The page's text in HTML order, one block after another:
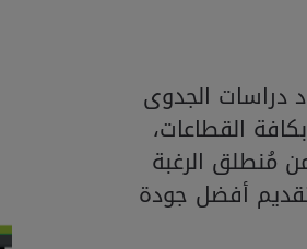
دراسات الجدوى
القطاعات،
مُنطلق الرغبة
أفضل جودة